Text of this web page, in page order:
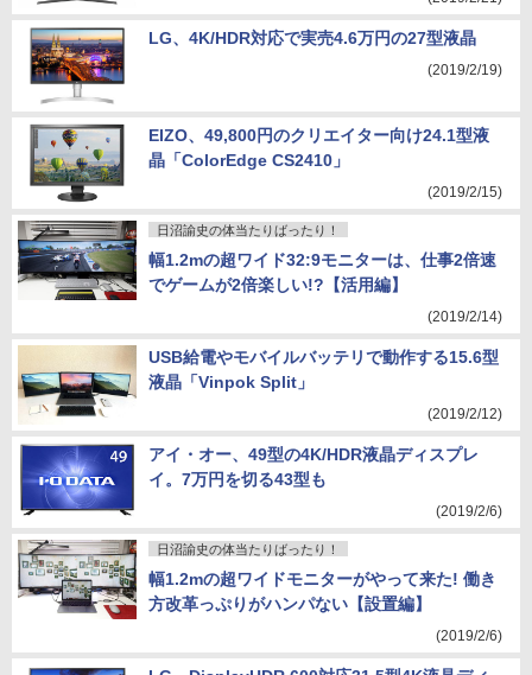
LG、4K/HDR対応で実売4.6万円の27型液晶
(2019/2/19)
EIZO、49,800円のクリエイター向け24.1型液
晶「ColorEdge CS2410」
(2019/2/15)
日沼諭史の体当たりばったり！
幅1.2mの超ワイド32:9モニターは、仕事2倍速
でゲームが2倍楽しい!?【活用編】
(2019/2/14)
USB給電やモバイルバッテリで動作する15.6型
液晶「Vinpok Split」
(2019/2/12)
アイ・オー、49型の4K/HDR液晶ディスプレ
イ。7万円を切る43型も
(2019/2/6)
日沼諭史の体当たりばったり！
幅1.2mの超ワイドモニターがやって来た! 働き
方改革っぷりがハンパない【設置編】
(2019/2/6)